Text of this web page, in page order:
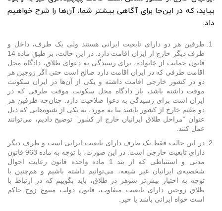
بیاید، که در این‌جا برای آگاهی بیشتر شما، آن‌ها را شرح خواهیم
داد:
طرفین هر دو دارای تابعیت ایرانی هستند ولی یک طرف، داخل و
طرف دیگر خارج از ایران اقامت دارد. در این حالت، بر طبق ماده 14
قانون حمایت از خانواده، برای رسیدگی به دعوای طلاق، دادگاه محل
اقامت طرفی که در ایران اقامت دارد صالح است حتی اگر زوجین هر
دو در کشور خارجی اقامت داشته و یکی از آن‌ها در ایران سکونت
موقت داشته باشد، باز دادگاه محل سکونت موقت طرفی که در
ایران است برای رسیدگی به دعوا صلاحیت دارد. چنان‌چه طرفین هر
دو مقیم خارج از کشور باشند بنا به مورد، به یکی از شیوه‌هایی که ذیل
عنوان “مراحل طلاق ایرانیان خارج از کشور” توضیح دادیم، می‌توانند
عمل کنند.
در این حالت فقط یک طرف دارای تابعیت ایرانی است و طرف دیگر
دارای تابعیت خارجی است. در این صورت، با توجه به ماده 963 قانون
مدنی و استنباطی که از بند 1 ماده واحده قانون رعایت احوال
شخصیه‌ی ایرانیان غیر شیعه، می‌توانیم داشته باشیم و هم‌چنین با
توجه به اختیار بیش‌تر شوهر در طلاق، باید بگوییم که در ارتباط با
طلاق زوجین دارای تابعیت متفاوت، قانون دولت متبوع زوج حاکم
است خواه ایرانی باشد یا خیر.